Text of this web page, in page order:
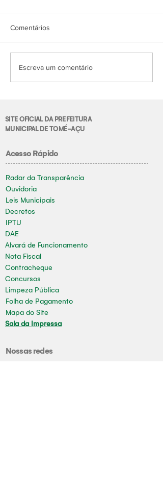
Comentários
Escreva um comentário
SITE OFICIAL DA PREFEITURA
MUNICIPAL DE TOMÉ-AÇU
Acesso Rápido
Radar da Transparência
Ouvidoria
Leis Municipais
Decretos
IPTU
DAE
Alvará de Funcionamento
Nota Fiscal
Contracheque
Concursos
Limpeza Pública
Folha de Pagamento
Mapa do Site
Sala da Impressa
Nossas redes